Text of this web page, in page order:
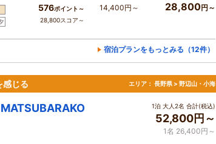
576ポイント～
28,800スコア～
14,400円～ 28,800円～
宿泊プランをもっとみる（12件）
感じる エリア： 長野県 > 野辺山・小海
1泊 大人2名 合計(税込)
52,800円～
1名 26,400円～